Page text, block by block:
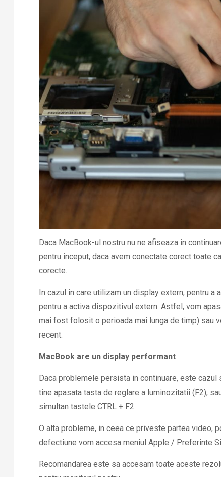
Daca MacBook-ul nostru nu ne afiseaza in
pentru inceput, daca avem conectate corect toate
corecte.
In cazul in care utilizam un display extern, pentru a
pentru a activa dispozitivul extern. Astfel, vom
mai fost folosit o perioada mai lunga de timp) sau
recent.
MacBook are un display performant
Daca problemele persista in continuare, este
tine apasata tasta de reglare a luminozitatii (F2),
simultan tastele CTRL + F2.
O alta probleme, in ceea ce priveste partea video,
defectiune vom accesa meniul Apple / Preferinte
Recomandarea este sa accesam toate aceste